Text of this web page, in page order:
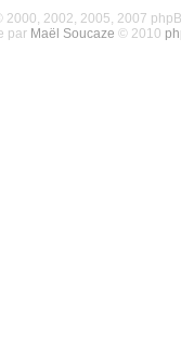
2002, 2005, 2007
par Maël Soucaze © 2010